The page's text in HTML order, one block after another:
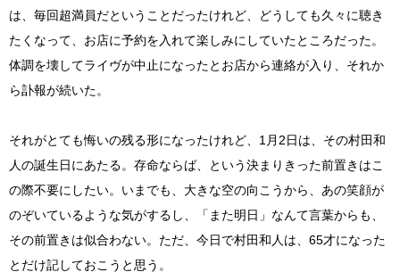
は、毎回超満員だということだったけれど、どうしても久々に聴き
たくなって、お店に予約を入れて楽しみにしていたところだった。
体調を壊してライヴが中止になったとお店から連絡が入り、それか
ら訃報が続いた。
それがとても悔いの残る形になったけれど、1月2日は、その村田和
人の誕生日にあたる。存命ならば、という決まりきった前置きはこ
の際不要にしたい。いまでも、大きな空の向こうから、あの笑顔が
のぞいているような気がするし、「また明日」なんて言葉からも、
その前置きは似合わない。ただ、今日で村田和人は、65才になった
とだけ記しておこうと思う。